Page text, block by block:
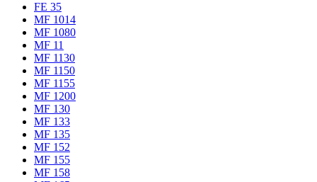
FE 35
MF 1014
MF 1080
MF 11
MF 1130
MF 1150
MF 1155
MF 1200
MF 130
MF 133
MF 135
MF 152
MF 155
MF 158